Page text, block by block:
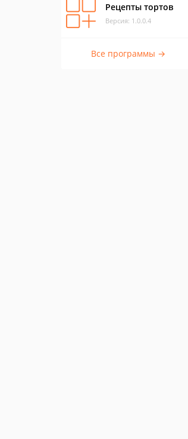
Рецепты тортов
Версия: 1.0.0.4
Все программы →